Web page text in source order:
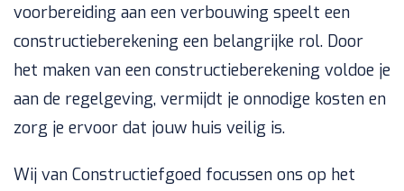
voorbereiding aan een verbouwing speelt een
constructieberekening een belangrijke rol. Door
het maken van een constructieberekening voldoe je
aan de regelgeving, vermijdt je onnodige kosten en
zorg je ervoor dat jouw huis veilig is.
Wij van Constructiefgoed focussen ons op het